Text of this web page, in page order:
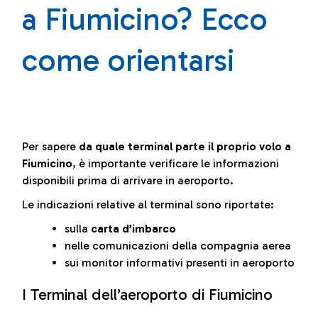
a Fiumicino? Ecco
come orientarsi
Per sapere da quale terminal parte il proprio volo a
Fiumicino, è importante verificare le informazioni
disponibili prima di arrivare in aeroporto.
Le indicazioni relative al terminal sono riportate:
sulla carta d’imbarco
nelle comunicazioni della compagnia aerea
sui monitor informativi presenti in aeroporto
I Terminal dell’aeroporto di Fiumicino